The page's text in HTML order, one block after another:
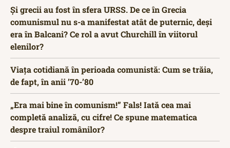
Și grecii au fost în sfera URSS. De ce în Grecia
comunismul nu s-a manifestat atât de puternic, deși
era în Balcani? Ce rol a avut Churchill în viitorul
elenilor?
Viața cotidiană în perioada comunistă: Cum se trăia,
de fapt, în anii ’70-’80
„Era mai bine în comunism!” Fals! Iată cea mai
completă analiză, cu cifre! Ce spune matematica
despre traiul românilor?